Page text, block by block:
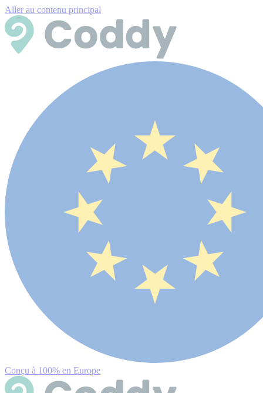
Aller au contenu principal
Conçu à 100% en Europe